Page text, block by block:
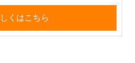
くはこちら